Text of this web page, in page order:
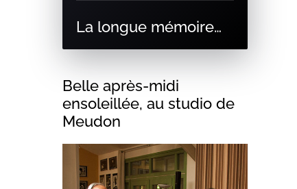
La longue mémoire…
Belle après-midi
ensoleillée, au studio de
Meudon